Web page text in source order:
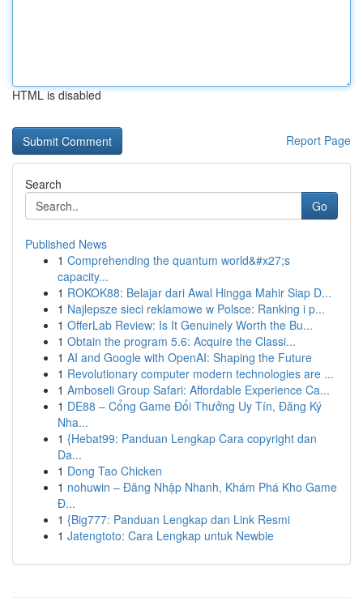
HTML is disabled
Report Page
Search
Go
Published News
1 Comprehending the quantum world&#x27;s
capacity...
1 ROKOK88: Belajar dari Awal Hingga Mahir Siap D...
1 Najlepsze sieci reklamowe w Polsce: Ranking i p...
1 OfferLab Review: Is It Genuinely Worth the Bu...
1 Obtain the program 5.6: Acquire the Classi...
1 AI and Google with OpenAI: Shaping the Future
1 Revolutionary computer modern technologies are ...
1 Amboseli Group Safari: Affordable Experience Ca...
1 DE88 – Cổng Game Đổi Thưởng Uy Tín, Đăng Ký
Nha...
1 {Hebat99: Panduan Lengkap Cara copyright dan
Da...
1 Dong Tao Chicken
1 nohuwin – Đăng Nhập Nhanh, Khám Phá Kho Game
Đ...
1 {Big777: Panduan Lengkap dan Link Resmi
1 Jatengtoto: Cara Lengkap untuk Newbie